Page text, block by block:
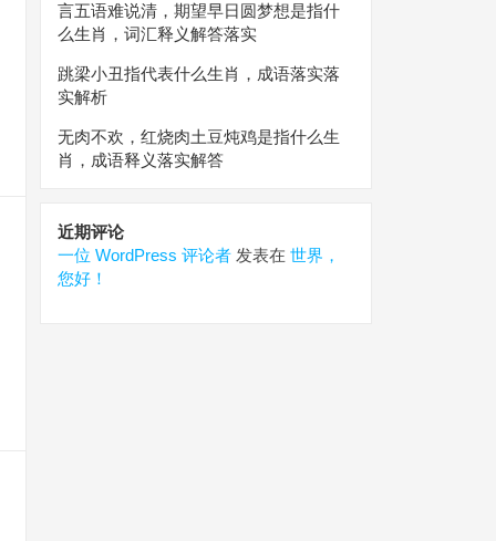
言五语难说清，期望早日圆梦想是指什
么生肖，词汇释义解答落实
跳梁小丑指代表什么生肖，成语落实落
实解析
无肉不欢，红烧肉土豆炖鸡是指什么生
肖，成语释义落实解答
近期评论
一位 WordPress 评论者 发表在 世界，
您好！